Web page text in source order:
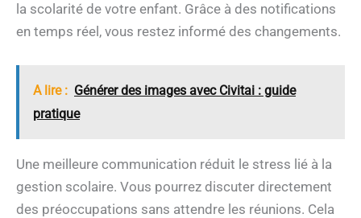
la scolarité de votre enfant. Grâce à des notifications
en temps réel, vous restez informé des changements.
A lire : Générer des images avec Civitai : guide
pratique
Une meilleure communication réduit le stress lié à la
gestion scolaire. Vous pourrez discuter directement
des préoccupations sans attendre les réunions. Cela